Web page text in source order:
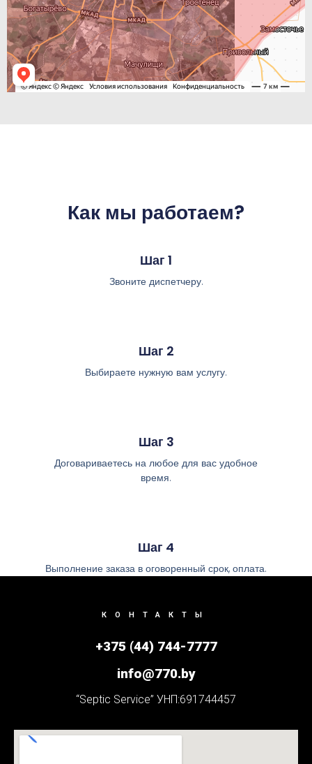
Как мы работаем?
Шаг 1
Звоните диспетчеру.
Шаг 2
Выбираете нужную вам услугу.
Шаг 3
Договариваетесь на любое для вас удобное
время.
Шаг 4
Выполнение заказа в оговоренный срок, оплата.
КОНТАКТЫ
+375 (44) 744-7777
info@770.by
“Septic Service” УНП:691744457